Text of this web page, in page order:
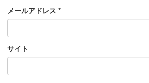
メールアドレス *
サイト